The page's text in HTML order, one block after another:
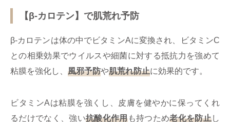
【β-カロテン】で肌荒れ予防
β-カロテンは体の中でビタミンAに変換され、ビタミンC
との相乗効果でウイルスや細菌に対する抵抗力を強めて
粘膜を強化し、 風邪予防や肌荒れ防止に効果的です。
ビタミンAは粘膜を強くし、皮膚を健やかに保ってくれ
るだけでなく、強い抗酸化作用も持つため老化を防止し